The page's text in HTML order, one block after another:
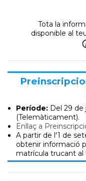
Tota la
disponible al
Període: Del 29 de
(Telemàticament).
Enllaç a
A partir de l'1 de
obtenir informació
matrícula trucant al